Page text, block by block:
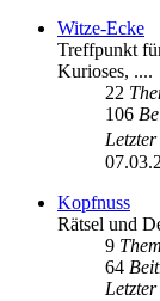
Witze-Ecke
Treffpunkt
Kurioses, ....
22
106
Kopfnuss
Rätsel und
9
64